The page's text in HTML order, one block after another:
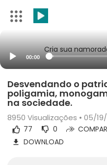
Cria sua
00:00
Desvendando o
poligamia,
na sociedade.
8950 Visualizações • 05/
77 0
DOWNLOAD